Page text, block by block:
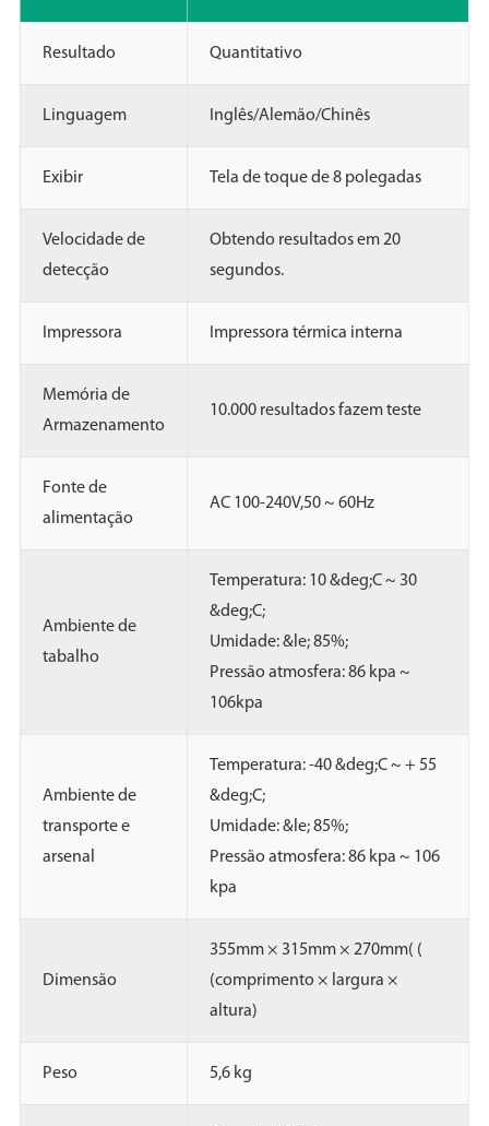
Resultado Quantitativo
Linguagem Inglês/Alemão/Chinês
Exibir Tela de toque de 8 polegadas
Velocidade de
detecção
Obtendo resultados em 20
segundos.
Impressora Impressora térmica interna
Memória de
Armazenamento
10.000 resultados fazem teste
Fonte de
alimentação
AC 100-240V,50 ~ 60Hz
Ambiente de
tabalho
Temperatura: 10 &deg;C ~ 30
&deg;C;
Umidade: &le; 85%;
Pressão atmosfera: 86 kpa ~
106kpa
Ambiente de
transporte e
arsenal
Temperatura: -40 &deg;C ~ + 55
&deg;C;
Umidade: &le; 85%;
Pressão atmosfera: 86 kpa ~ 106
kpa
Dimensão
355mm × 315mm × 270mm( (
(comprimento × largura ×
altura)
Peso 5,6 kg